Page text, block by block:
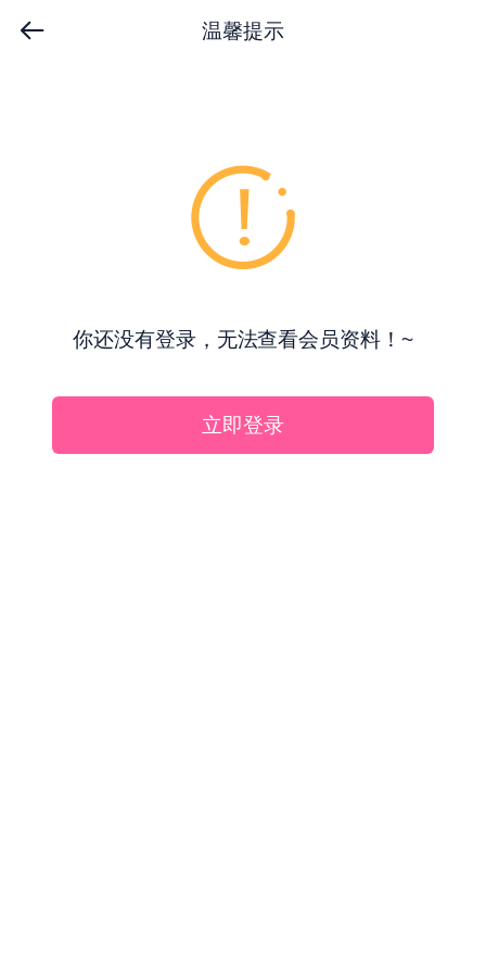
温馨提示
你还没有登录，无法查看会员资料！~
立即登录